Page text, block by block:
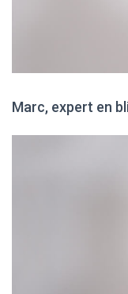
Marc, expert en